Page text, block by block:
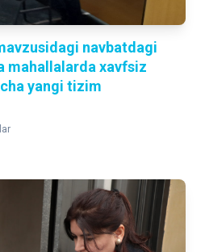
navbatdagi
mahallalarda xavfsiz
yangi tizim